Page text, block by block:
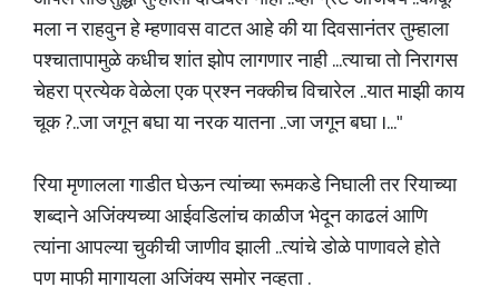
मला न राहवुन हे म्हणावस वाटत आहे की या दिवसानंतर तुम्हाला
पश्चातापामुळे कधीच शांत झोप लागणार नाही ...त्याचा तो निरागस
चेहरा प्रत्येक वेळेला एक प्रश्न नक्कीच विचारेल ..यात माझी काय
चूक ?..जा जगून बघा या नरक यातना ..जा जगून बघा ।..."
रिया मृणालला गाडीत घेऊन त्यांच्या रूमकडे निघाली तर रियाच्या
शब्दाने अजिंक्यच्या आईवडिलांच काळीज भेदून काढलं आणि
त्यांना आपल्या चुकीची जाणीव झाली ..त्यांचे डोळे पाणावले होते
पण माफी मागायला अजिंक्य समोर नव्हता .